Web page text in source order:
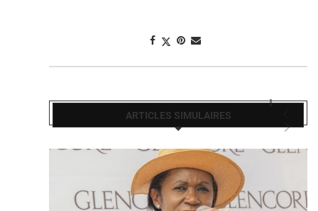
ARTICLES SIMULAIRES